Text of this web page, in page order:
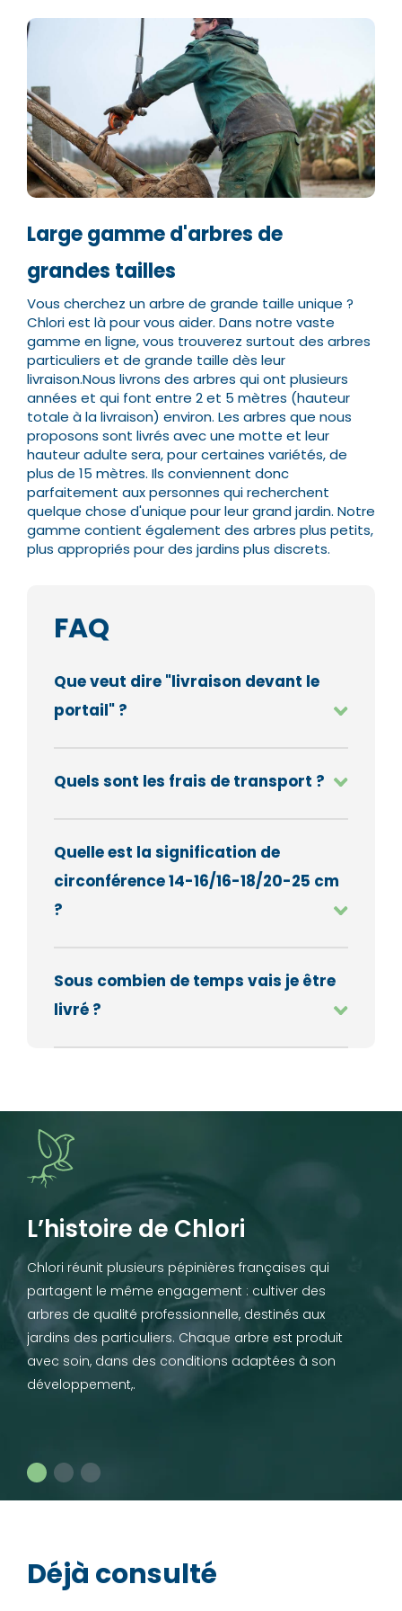
Large gamme d'arbres de
grandes tailles
Vous cherchez un arbre de grande taille unique ?
Chlori est là pour vous aider. Dans notre vaste
gamme en ligne, vous trouverez surtout des arbres
particuliers et de grande taille dès leur
livraison.Nous livrons des arbres qui ont plusieurs
années et qui font entre 2 et 5 mètres (hauteur
totale à la livraison) environ. Les arbres que nous
proposons sont livrés avec une motte et leur
hauteur adulte sera, pour certaines variétés, de
plus de 15 mètres. Ils conviennent donc
parfaitement aux personnes qui recherchent
quelque chose d'unique pour leur grand jardin. Notre
gamme contient également des arbres plus petits,
plus appropriés pour des jardins plus discrets.
FAQ
Que veut dire "livraison devant le
portail" ?
Quels sont les frais de transport ?
Quelle est la signification de
circonférence 14-16/16-18/20-25 cm
?
Sous combien de temps vais je être
livré ?
L’histoire de Chlori
Chlori réunit plusieurs pépinières françaises qui
partagent le même engagement : cultiver des
arbres de qualité professionnelle, destinés aux
jardins des particuliers. Chaque arbre est produit
avec soin, dans des conditions adaptées à son
développement,.
Déjà consulté